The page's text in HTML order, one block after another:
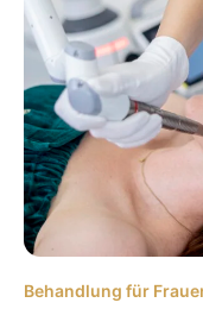
Behandlung für